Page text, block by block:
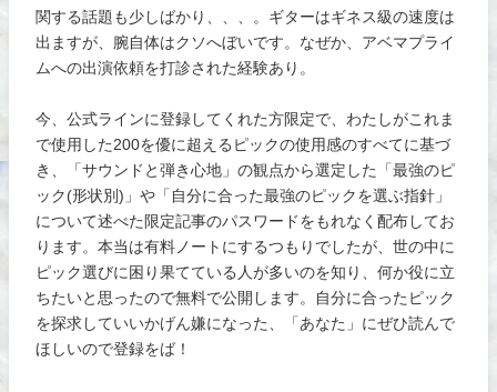
関する話題も少しばかり、、、。ギターはギネス級の速度は
出ますが、腕自体はクソへぼいです。なぜか、アベマプライ
ムへの出演依頼を打診された経験あり。
今、公式ラインに登録してくれた方限定で、わたしがこれま
で使用した200を優に超えるピックの使用感のすべてに基づ
き、「サウンドと弾き心地」の観点から選定した「最強のピ
ック(形状別)」や「自分に合った最強のピックを選ぶ指針」
について述べた限定記事のパスワードをもれなく配布してお
ります。本当は有料ノートにするつもりでしたが、世の中に
ピック選びに困り果てている人が多いのを知り、何か役に立
ちたいと思ったので無料で公開します。自分に合ったピック
を探求していいかげん嫌になった、「あなた」にぜひ読んで
ほしいので登録をば！